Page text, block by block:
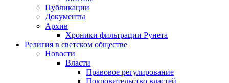
Публикации
Документы
Архив
Хроники фильтрации Рунета
Религия в светском обществе
Новости
Власти
Правовое регулирование